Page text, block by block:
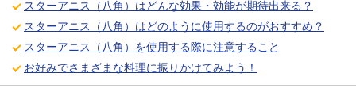
スターアニス（八角）はどんな効果・効能が期待出来る？
スターアニス（八角）はどのように使用するのがおすすめ？
スターアニス（八角）を使用する際に注意すること
お好みでさまざまな料理に振りかけてみよう！